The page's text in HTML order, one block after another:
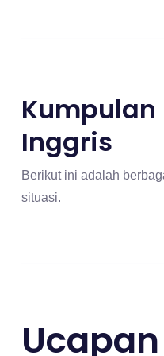
Inggris
Berikut ini adalah
situasi.